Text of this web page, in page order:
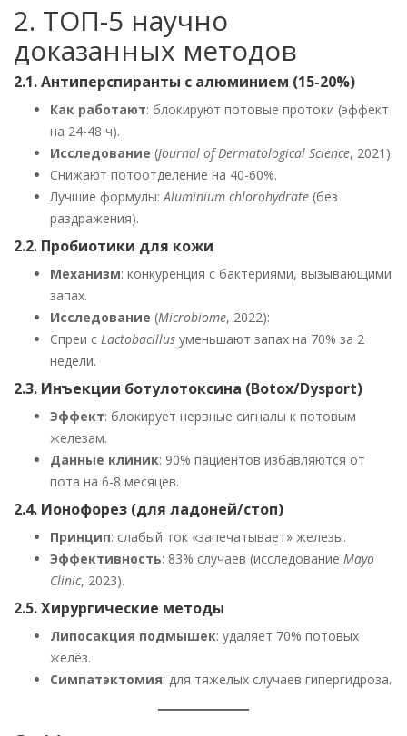
2. ТОП-5 научно
доказанных методов
2.1. Антиперспиранты с алюминием (15-20%)
Как работают: блокируют потовые протоки (эффект
на 24-48 ч).
Исследование (Journal of Dermatological Science, 2021):
Снижают потоотделение на 40-60%.
Лучшие формулы: Aluminium chlorohydrate (без
раздражения).
2.2. Пробиотики для кожи
Механизм: конкуренция с бактериями, вызывающими
запах.
Исследование (Microbiome, 2022):
Спреи с Lactobacillus уменьшают запах на 70% за 2
недели.
2.3. Инъекции ботулотоксина (Botox/Dysport)
Эффект: блокирует нервные сигналы к потовым
железам.
Данные клиник: 90% пациентов избавляются от
пота на 6-8 месяцев.
2.4. Ионофорез (для ладоней/стоп)
Принцип: слабый ток «запечатывает» железы.
Эффективность: 83% случаев (исследование Mayo
Clinic, 2023).
2.5. Хирургические методы
Липосакция подмышек: удаляет 70% потовых
желёз.
Симпатэктомия: для тяжелых случаев гипергидроза.